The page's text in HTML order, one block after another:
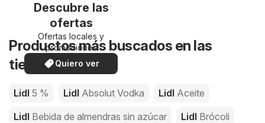
Descubre las
ofertas
Ofertas locales y
promociones
especiales.
Quiero ver
Productos más buscados en las
tiendas de Lidl
Lidl 5 % Lidl Absolut Vodka Lidl Aceite
Lidl Bebida de almendras sin azúcar Lidl Brócoli